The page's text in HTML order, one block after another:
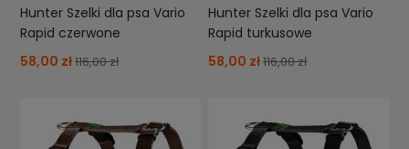
Hunter Szelki dla psa Vario
Rapid czerwone
58,00 zł116,00 zł
Hunter Szelki dla psa Vario
Rapid turkusowe
58,00 zł116,00 zł